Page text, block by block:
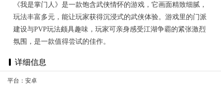
《我是掌门人》是一款饱含武侠情怀的游戏，它画面精致细腻，
玩法丰富多元，能让玩家获得沉浸式的武侠体验。游戏里的门派
建设与PVP玩法颇具趣味，玩家可亲身感受江湖争霸的紧张激烈
氛围，是一款值得尝试的佳作。
详细信息
平台：安卓